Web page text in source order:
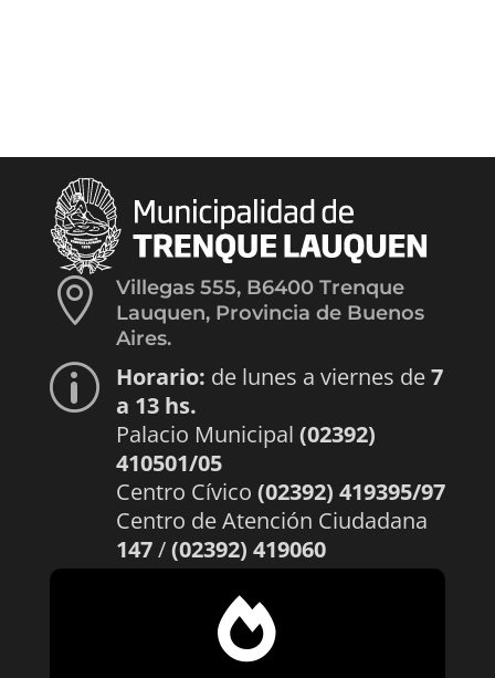

Villegas 555, B6400 Trenque
Lauquen, Provincia de Buenos
Aires.
p Horario: de lunes a viernes de7
a 13 hs.
Palacio Municipal (02392)
410501/05
Centro Cívico (02392) 419395/97
Centro de Atención Ciudadana
147/(02392) 419060
